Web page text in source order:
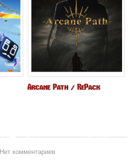
Arcane Path / RePack
Нет комментариев